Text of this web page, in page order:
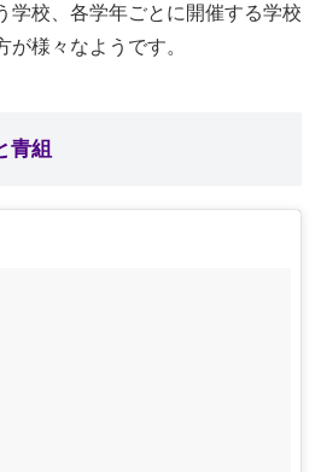
学校、各学年ごとに開催する学校
様々なようです。
青組